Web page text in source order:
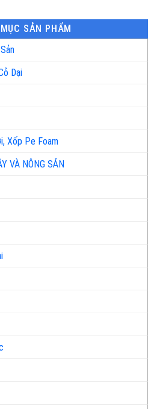
SẢN PHẨM
Dại
Xốp Pe Foam
VÀ NÔNG SẢN